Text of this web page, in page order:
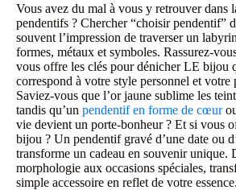
Vous avez du mal à vous y retrouver dans
pendentifs ? Chercher “choisir pendentif”
souvent l’impression de traverser un
formes, métaux et symboles. Rassurez-
vous offre les clés pour dénicher LE bijou
correspond à votre style personnel et votre
Saviez-vous que l’or jaune sublime les
tandis qu’un pendentif en forme de cœur
vie devient un porte-bonheur ? Et si vous
bijou ? Un pendentif gravé d’une date ou
transforme un cadeau en souvenir unique.
morphologie aux occasions spéciales,
simple accessoire en reflet de votre essence.